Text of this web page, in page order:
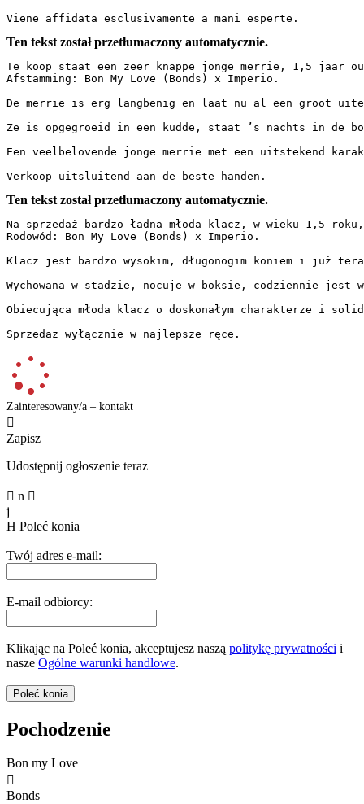
Viene affidata esclusivamente a mani esperte.
Ten tekst został przetłumaczony automatycznie.
Te koop staat een zeer knappe jonge merrie, 1,5 jaar
Afstamming: Bon My Love (Bonds) x Imperio.
De merrie is erg langbenig en laat nu al een groot
Ze is opgegroeid in een kudde, staat ’s nachts in de
Een veelbelovende jonge merrie met een uitstekend
Verkoop uitsluitend aan de beste handen.
Ten tekst został przetłumaczony automatycznie.
Na sprzedaż bardzo ładna młoda klacz, w wieku 1,5
Rodowód: Bon My Love (Bonds) x Imperio.
Klacz jest bardzo wysokim, długonogim koniem i już
Wychowana w stadzie, nocuje w boksie, codziennie jest
Obiecująca młoda klacz o doskonałym charakterze i
Sprzedaż wyłącznie w najlepsze ręce.
Zainteresowany/a – kontakt

Zapisz
Udostępnij ogłoszenie teraz
 n 
j
H Poleć konia
Twój adres e-mail:
E-mail odbiorcy:
Klikając na Poleć konia, akceptujesz naszą politykę prywatności i
nasze Ogólne warunki handlowe.
Pochodzenie
Bon my Love

Bonds